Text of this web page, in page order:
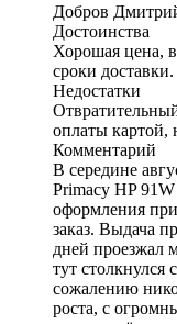
Добров
Достоинства
Хорошая цена,
сроки доставки.
Недостатки
оплаты картой,
Комментарий
В середине
Primacy HP
оформления
заказ. Выдача
дней проезжал
тут
сожалению
роста, с